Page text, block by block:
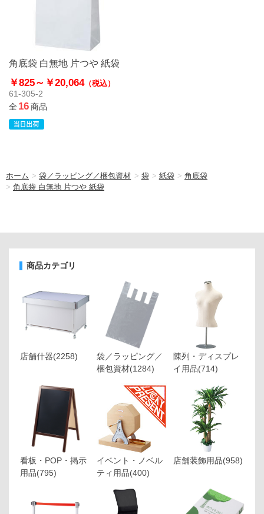
角底袋 白無地 片つや 紙袋
￥825～ ￥20,064（税込）
61-305-2
全16商品
ホーム >袋／ラッピング／梱包資材 > 袋 > 紙袋 > 角底袋
> 角底袋 白無地 片つや 紙袋
商品カテゴリ
店舗什器(2258)
袋／ラッピング／
梱包資材(1284)
陳列・ディスプレ
イ用品(714)
看板・POP・掲示
用品(795)
イベント・ノベル
ティ用品(400)
店舗装飾用品(958)